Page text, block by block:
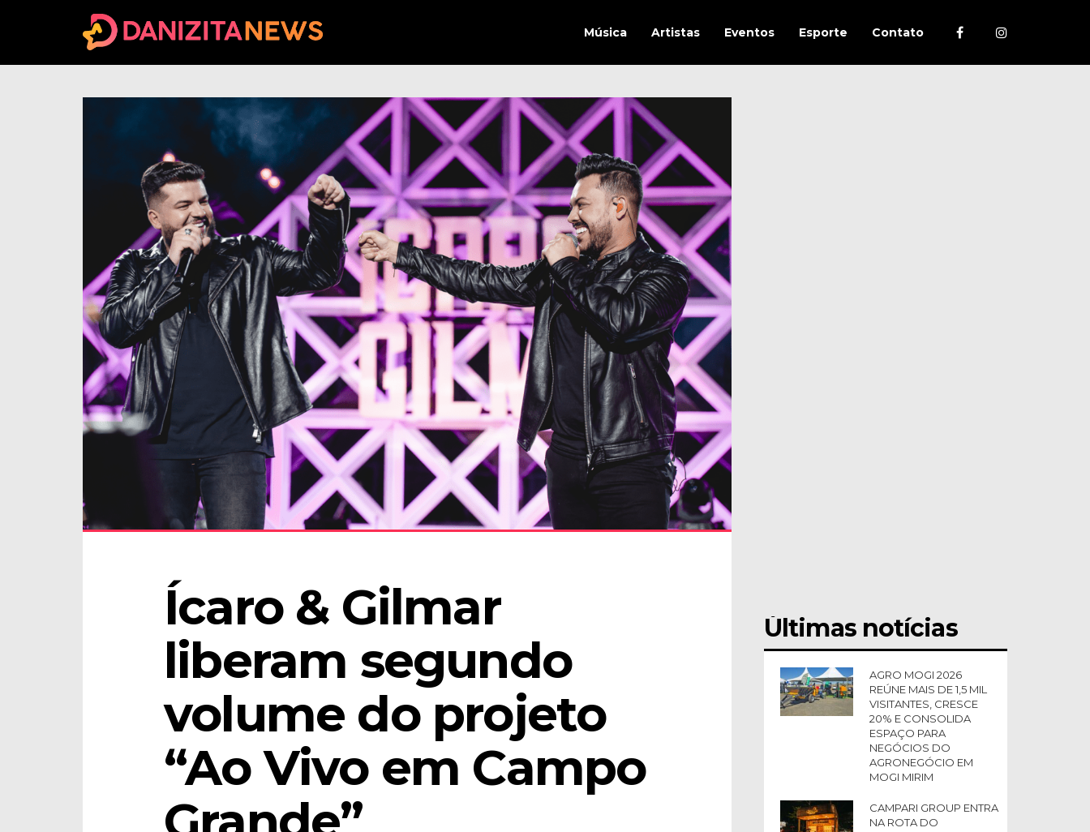
Música Artistas Eventos Esporte Contato
Ícaro & Gilmar
liberam segundo
volume do projeto
“Ao Vivo em Campo
Últimas notícias
AGRO MOGI 2026
REÚNE MAIS DE 1,5 MIL
VISITANTES, CRESCE
20% E CONSOLIDA
ESPAÇO PARA
NEGÓCIOS DO
AGRONEGÓCIO EM
MOGI MIRIM
CAMPARI GROUP ENTRA
NA ROTA DO